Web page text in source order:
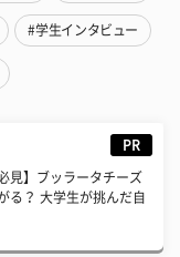
#学生インタビュー
PR
見】ブッラータチーズ
る？ 大学生が挑んだ自